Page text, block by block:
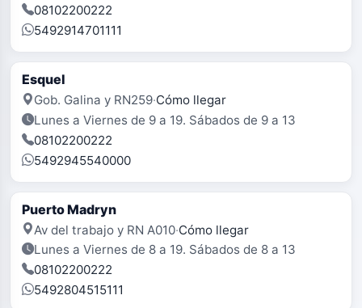
08102200222
5492914701111
Esquel
Gob. Galina y RN259·Cómo llegar
Lunes a Viernes de 9 a 19. Sábados de 9 a 13
08102200222
5492945540000
Puerto Madryn
Av del trabajo y RN A010·Cómo llegar
Lunes a Viernes de 8 a 19. Sábados de 8 a 13
08102200222
5492804515111